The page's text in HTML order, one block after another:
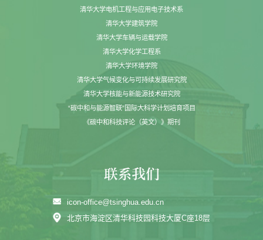
清华大学电机工程与应用电子技术系
清华大学建筑学院
清华大学车辆与运载学院
清华大学化学工程系
清华大学环境学院
清华大学气候变化与可持续发展研究院
清华大学核能与新能源技术研究院
“碳中和与能源智联”国际大科学计划培育项目
《碳中和科技评论（英文）》期刊
icon-office@tsinghua.edu.cn
北京市海淀区清华科技园科技大厦C座18层